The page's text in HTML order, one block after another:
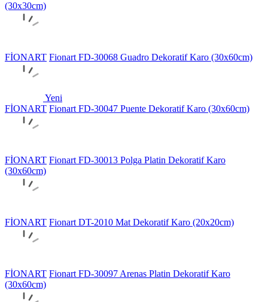
(30x30cm)
FİONART Fionart FD-30068 Guadro Dekoratif Karo (30x60cm)
Yeni
FİONART Fionart FD-30047 Puente Dekoratif Karo (30x60cm)
FİONART Fionart FD-30013 Polga Platin Dekoratif Karo
(30x60cm)
FİONART Fionart DT-2010 Mat Dekoratif Karo (20x20cm)
FİONART Fionart FD-30097 Arenas Platin Dekoratif Karo
(30x60cm)